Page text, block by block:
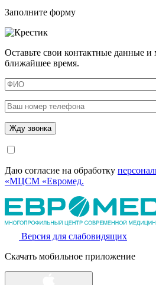
Заполните форму
Оставьте свои контактные данные
ближайшее время.
Даю согласие на обработку
«МЦСМ «Евромед.
Версия для слабовидящих
Скачать мобильное приложение